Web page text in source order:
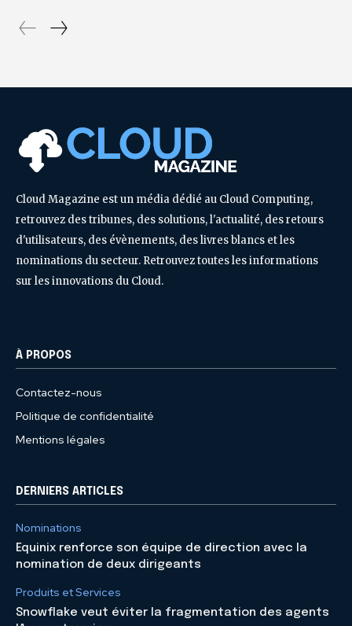
Cloud Magazine est un média dédié au Cloud Computing,
retrouvez des tribunes, des solutions, l'actualité, des retours
d'utilisateurs, des évènements, des livres blancs et les
nominations du secteur. Retrouvez toutes les informations
sur les innovations du Cloud.
À PROPOS
Contactez-nous
Politique de confidentialité
Mentions légales
DERNIERS ARTICLES
Nominations
Equinix renforce son équipe de direction avec la
nomination de deux dirigeants
Produits et Services
Snowflake veut éviter la fragmentation des agents